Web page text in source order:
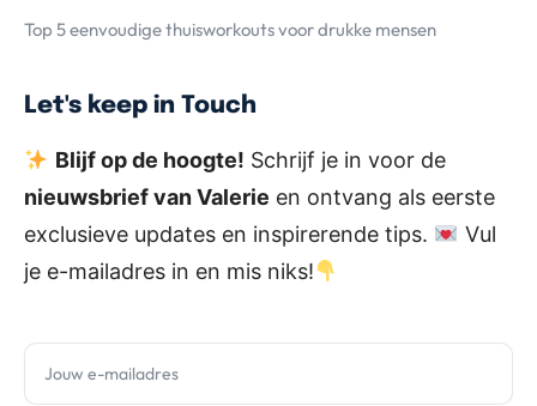
Top 5 eenvoudige thuisworkouts voor drukke mensen
Let's keep in Touch
Blijf op de hoogte! Schrijf je in voor de
nieuwsbrief van Valerie en ontvang als eerste
exclusieve updates en inspirerende tips.
Vul
je e-mailadres in en mis niks!